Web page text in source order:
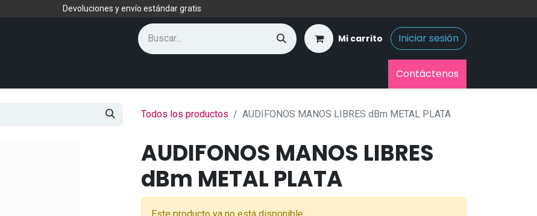
Devoluciones y envío estándar gratis
Mi carrito Iniciar sesión
Contáctenos
Todos los productos AUDIFONOS MANOS LIBRES dBm METAL PLATA
AUDIFONOS MANOS LIBRES
dBm METAL PLATA